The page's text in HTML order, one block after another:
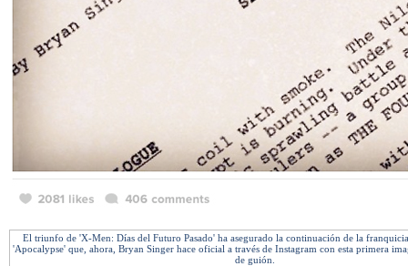
El triunfo de 'X-Men: Días del Futuro Pasado' ha asegurado la continuación de la
'Apocalypse' que, ahora, Bryan Singer hace oficial a través de Instagram con esta primera
de guión.